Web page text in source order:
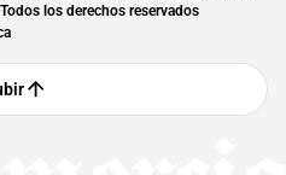
los derechos reservados